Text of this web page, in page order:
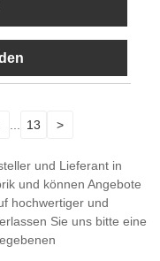
... 13 >
und Lieferant in
und können Angebote
hochwertiger und
Sie uns bitte eine